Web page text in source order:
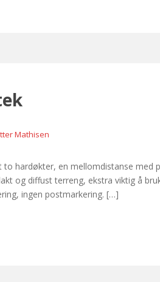
Mathisen
to hardøkter, en mellomdistanse
og diffust terreng, ekstra viktig å
ingen postmarkering. […]